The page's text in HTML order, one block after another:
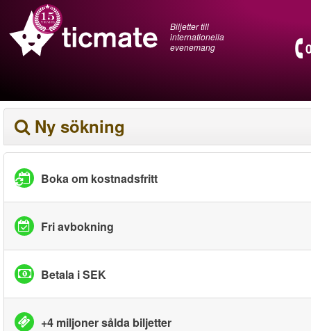
Biljetter till
internationella
evenemang
Ny sökning
Boka om kostnadsfritt
Fri avbokning
Betala i SEK
+4 miljoner sålda biljetter